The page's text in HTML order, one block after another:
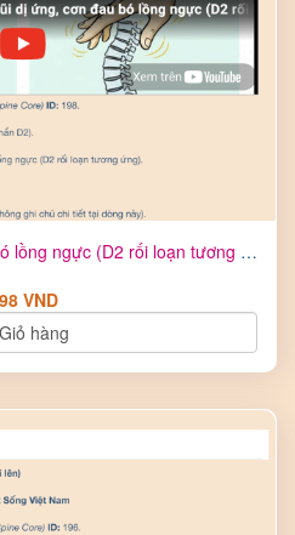
Viêm mũi dị ứng, cơn đau bó lồng ngực (D2 rối loạn tương ứng ...
VND
Giỏ hàng